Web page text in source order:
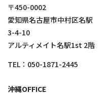
〒450-0002
愛知県名古屋市中村区名駅
3-4-10
アルティメイト名駅1st 2階
TEL： 050-1871-2445
沖縄OFFICE